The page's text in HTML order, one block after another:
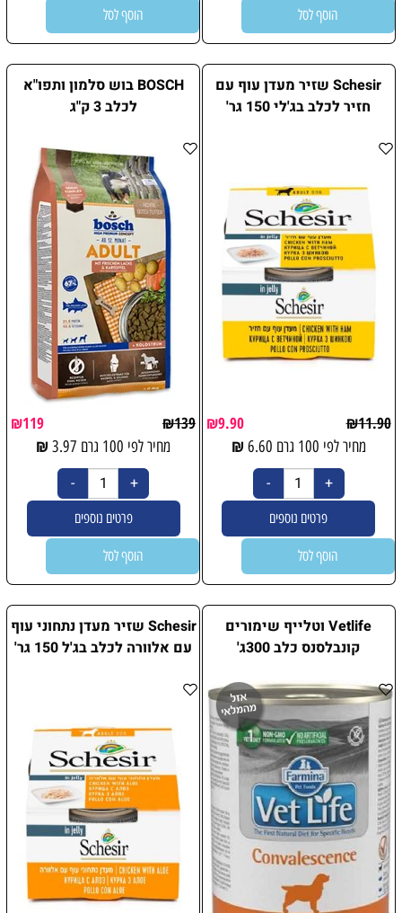
הוסף לסל הוסף לסל
Schesir שזיר מעדן עוף עם
חזיר לכלב בג'לי 150 גר'
₪11.90
₪9.90
מחיר לפי 100 גרם 6.60
₪
פרטים נוספים
הוסף לסל
BOSCH בוש סלמון ותפו"א
לכלב 3 ק"ג
₪139
₪119
מחיר לפי 100 גרם 3.97
₪
פרטים נוספים
הוסף לסל
Vetlife וטלייף שימורים
קונבלסנס כלב 300ג'
Schesir שזיר מעדן נתחוני עוף
עם אלוורה לכלב בג'ל 150 גר'